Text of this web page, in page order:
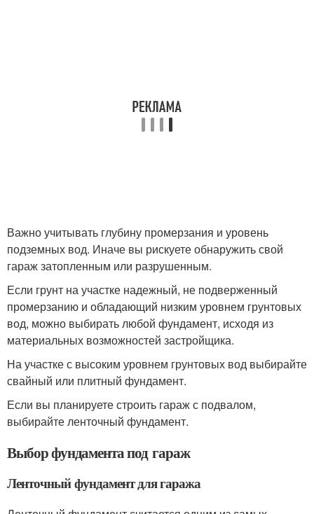
Важно учитывать глубину промерзания и уровень
подземных вод. Иначе вы рискуете обнаружить свой
гараж затопленным или разрушенным.
Если грунт на участке надежный, не подверженный
промерзанию и обладающий низким уровнем грунтовых
вод, можно выбирать любой фундамент, исходя из
материальных возможностей застройщика.
На участке с высоким уровнем грунтовых вод выбирайте
свайный или плитный фундамент.
Если вы планируете строить гараж с подвалом,
выбирайте ленточный фундамент.
Выбор фундамента под гараж
Ленточный фундамент для гаража